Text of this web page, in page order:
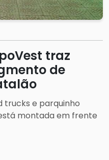
traz
de
trucks e parquinho
montada em frente